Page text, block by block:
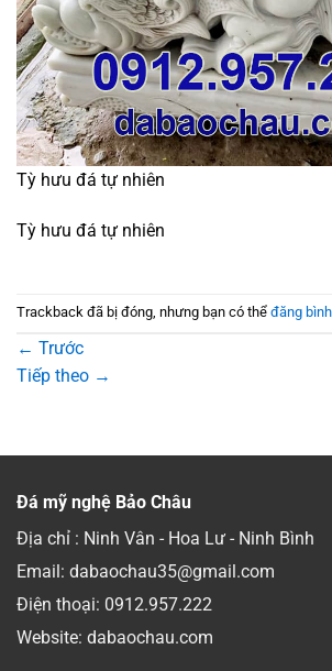
Tỳ hưu đá tự nhiên
Tỳ hưu đá tự nhiên
Trackback đã bị đóng, nhưng bạn có thể đăng
← Trước
Tiếp theo →
Đá mỹ nghệ Bảo Châu
Địa chỉ : Ninh Vân - Hoa Lư - Ninh Bình
Email: dabaochau35@gmail.com
Điện thoại: 0912.957.222
Website: dabaochau.com